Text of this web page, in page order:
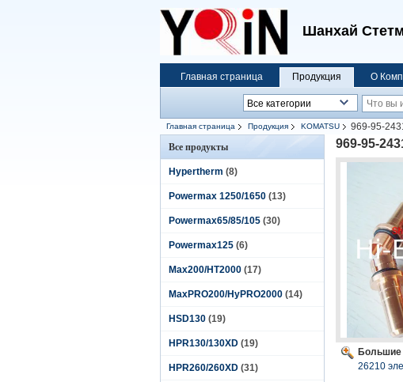
Шанхай
Главная страница Продукция О
Главная страница Продукция KOMATSU
969-95-
Все продукты
Hypertherm (8)
Powermax 1250/1650 (13)
Powermax65/85/105 (30)
Powermax125 (6)
Max200/HT2000 (17)
MaxPRO200/HyPRO2000 (14)
HSD130 (19)
HPR130/130XD (19)
HPR260/260XD (31)
969-95-
Большие
26210